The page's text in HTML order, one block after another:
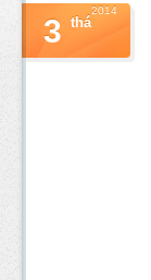
3 thá
2014